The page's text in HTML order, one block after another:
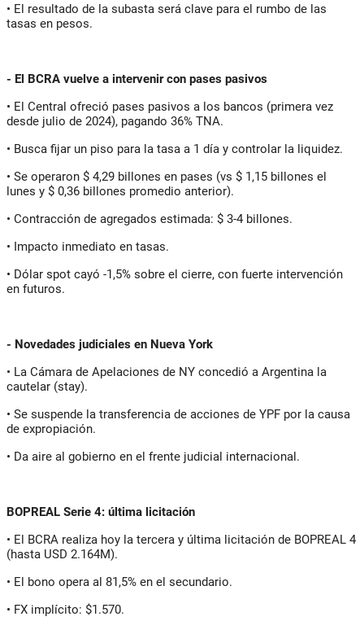
• El resultado de la subasta será clave para el rumbo de las
tasas en pesos.
- El BCRA vuelve a intervenir con pases pasivos
• El Central ofreció pases pasivos a los bancos (primera vez
desde julio de 2024), pagando 36% TNA.
• Busca fijar un piso para la tasa a 1 día y controlar la liquidez.
• Se operaron $ 4,29 billones en pases (vs $ 1,15 billones el
lunes y $ 0,36 billones promedio anterior).
• Contracción de agregados estimada: $ 3-4 billones.
• Impacto inmediato en tasas.
• Dólar spot cayó -1,5% sobre el cierre, con fuerte intervención
en futuros.
- Novedades judiciales en Nueva York
• La Cámara de Apelaciones de NY concedió a Argentina la
cautelar (stay).
• Se suspende la transferencia de acciones de YPF por la causa
de expropiación.
• Da aire al gobierno en el frente judicial internacional.
BOPREAL Serie 4: última licitación
• El BCRA realiza hoy la tercera y última licitación de BOPREAL 4
(hasta USD 2.164M).
• El bono opera al 81,5% en el secundario.
• FX implícito: $1.570.